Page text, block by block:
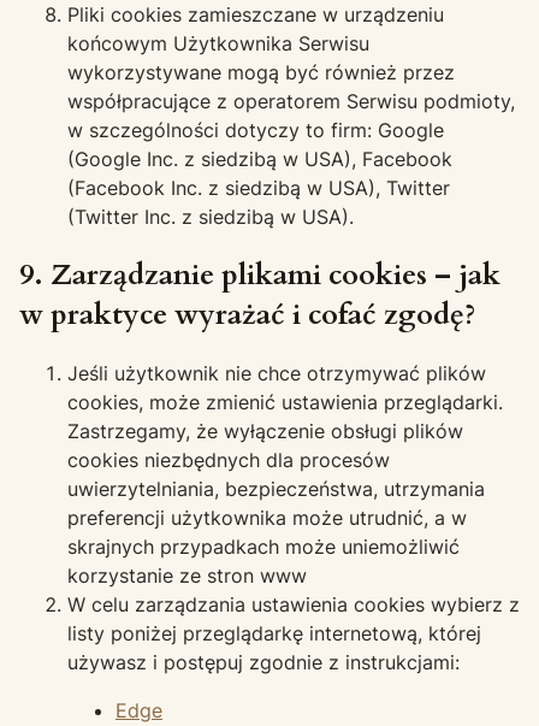
Pliki cookies zamieszczane w urządzeniu
końcowym Użytkownika Serwisu
wykorzystywane mogą być również przez
współpracujące z operatorem Serwisu podmioty,
w szczególności dotyczy to firm: Google
(Google Inc. z siedzibą w USA), Facebook
(Facebook Inc. z siedzibą w USA), Twitter
(Twitter Inc. z siedzibą w USA).
9. Zarządzanie plikami cookies – jak
w praktyce wyrażać i cofać zgodę?
Jeśli użytkownik nie chce otrzymywać plików
cookies, może zmienić ustawienia przeglądarki.
Zastrzegamy, że wyłączenie obsługi plików
cookies niezbędnych dla procesów
uwierzytelniania, bezpieczeństwa, utrzymania
preferencji użytkownika może utrudnić, a w
skrajnych przypadkach może uniemożliwić
korzystanie ze stron www
W celu zarządzania ustawienia cookies wybierz z
listy poniżej przeglądarkę internetową, której
używasz i postępuj zgodnie z instrukcjami:
Edge